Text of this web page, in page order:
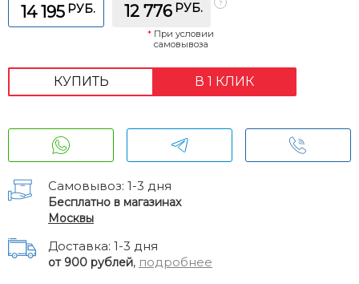
14 195 РУБ. 12 776 РУБ.
* При условии
самовывоза
КУПИТЬ В 1 КЛИК
Самовывоз: 1-3 дня
Бесплатно в магазинах
Москвы
Доставка: 1-3 дня
от 900 рублей, подробнее